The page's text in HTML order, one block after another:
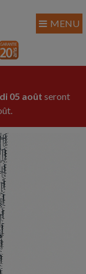
05 août seront
MENU